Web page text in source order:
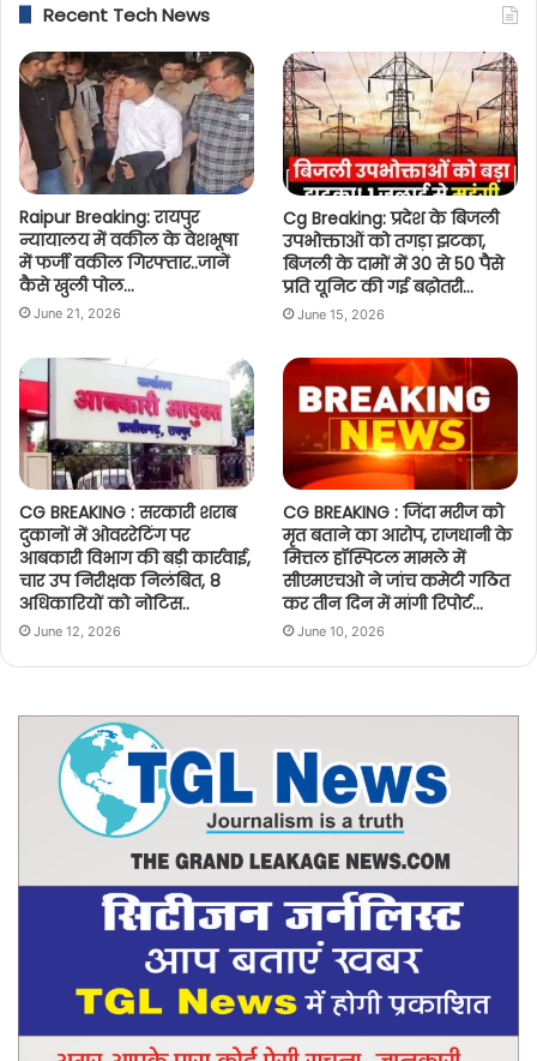
Recent Tech News
Raipur Breaking: रायपुर
न्यायालय में वकील के वेशभूषा
में फर्जी वकील गिरफ्तार..जानें
कैसे खुली पोल…
June 21, 2026
Cg Breaking: प्रदेश के बिजली
उपभोक्ताओं को तगड़ा झटका,
बिजली के दामों में 30 से 50 पैसे
प्रति यूनिट की गई बढ़ोतरी…
June 15, 2026
CG BREAKING : सरकारी शराब
दुकानों में ओवररेटिंग पर
आबकारी विभाग की बड़ी कार्रवाई,
चार उप निरीक्षक निलंबित, 8
अधिकारियों को नोटिस..
June 12, 2026
CG BREAKING : जिंदा मरीज को
मृत बताने का आरोप, राजधानी के
मित्तल हॉस्पिटल मामले में
सीएमएचओ ने जांच कमेटी गठित
कर तीन दिन में मांगी रिपोर्ट…
June 10, 2026